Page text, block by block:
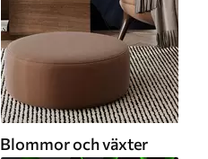
Blommor och växter